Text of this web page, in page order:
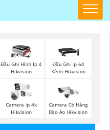
Đầu Ghi Hình Ip 4
Hikvision
Đầu Ghi Ip 64
Kênh Hikvision
Camera Ip 4k
Hikvision
Camera Có Hàng
Rào Ảo Hikvision